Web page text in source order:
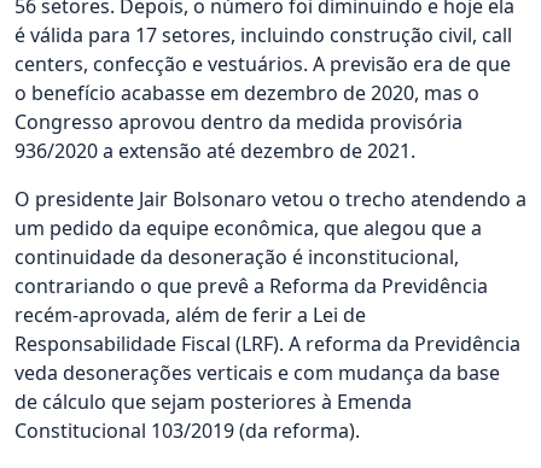
56 setores. Depois, o número foi diminuindo e hoje ela
é válida para 17 setores, incluindo construção civil, call
centers, confecção e vestuários. A previsão era de que
o benefício acabasse em dezembro de 2020, mas o
Congresso aprovou dentro da medida provisória
936/2020 a extensão até dezembro de 2021.
O presidente Jair Bolsonaro vetou o trecho atendendo a
um pedido da equipe econômica, que alegou que a
continuidade da desoneração é inconstitucional,
contrariando o que prevê a Reforma da Previdência
recém-aprovada, além de ferir a Lei de
Responsabilidade Fiscal (LRF). A reforma da Previdência
veda desonerações verticais e com mudança da base
de cálculo que sejam posteriores à Emenda
Constitucional 103/2019 (da reforma).